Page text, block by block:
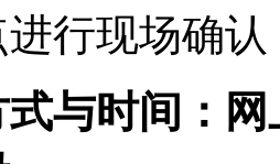
行现场确
与时间：